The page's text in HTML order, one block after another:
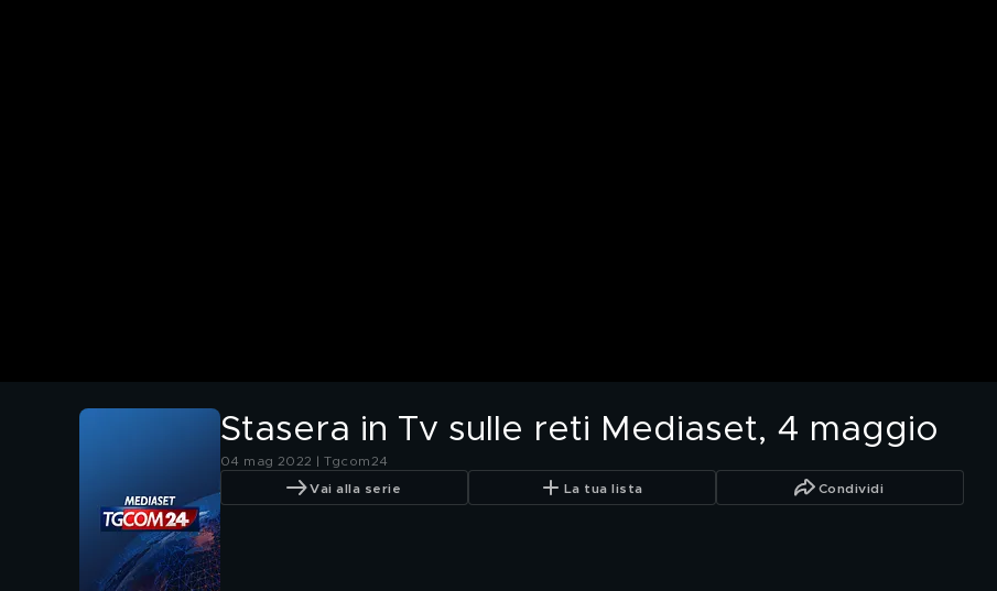
Stasera in Tv sulle reti Mediaset, 4 maggio
04 mag 2022 | Tgcom24
Vai alla serie La tua lista Condividi